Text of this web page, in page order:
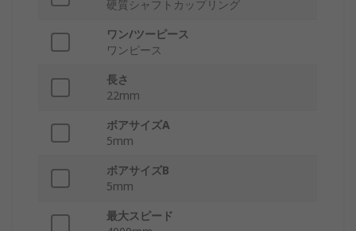
硬質シャフトカップリング
ワン/ツーピース
ワンピース
長さ
22mm
ボアサイズA
5mm
ボアサイズB
5mm
最大スピード